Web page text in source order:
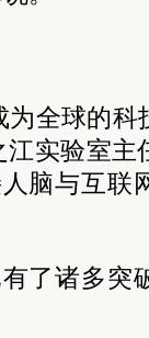
全球的科
实验室
脑与互联
了诸多突